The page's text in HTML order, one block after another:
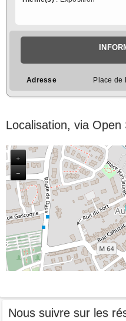
Adresse Place de
Localisation, via Open
+
−
Nous suivre sur les